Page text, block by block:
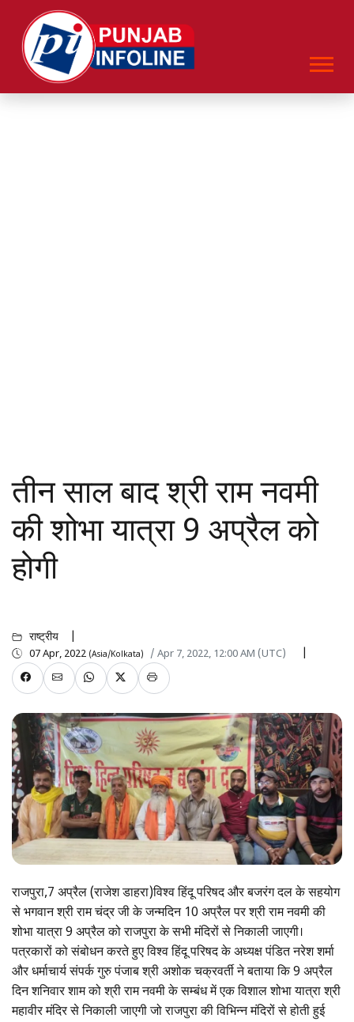
तीन साल बाद श्री राम नवमी
की शोभा यात्रा 9 अप्रैल को
होगी
राष्ट्रीय
07 Apr, 2022 (Asia/Kolkata) / Apr 7, 2022, 12:00 AM (UTC)
राजपुरा,7 अप्रैल (राजेश डाहरा)विश्व हिंदू परिषद और बजरंग दल के सहयोग
से भगवान श्री राम चंद्र जी के जन्मदिन 10 अप्रैल पर श्री राम नवमी की
शोभा यात्रा 9 अप्रैल को राजपुरा के सभी मंदिरों से निकाली जाएगी।
पत्रकारों को संबोधन करते हुए विश्व हिंदू परिषद के अध्यक्ष पंडित नरेश शर्मा
और धर्माचार्य संपर्क गुरु पंजाब श्री अशोक चक्रवर्ती ने बताया कि 9 अप्रैल
दिन शनिवार शाम को श्री राम नवमी के सम्बंध में एक विशाल शोभा यात्रा श्री
महावीर मंदिर से निकाली जाएगी जो राजपुरा की विभिन्न मंदिरों से होती हुई